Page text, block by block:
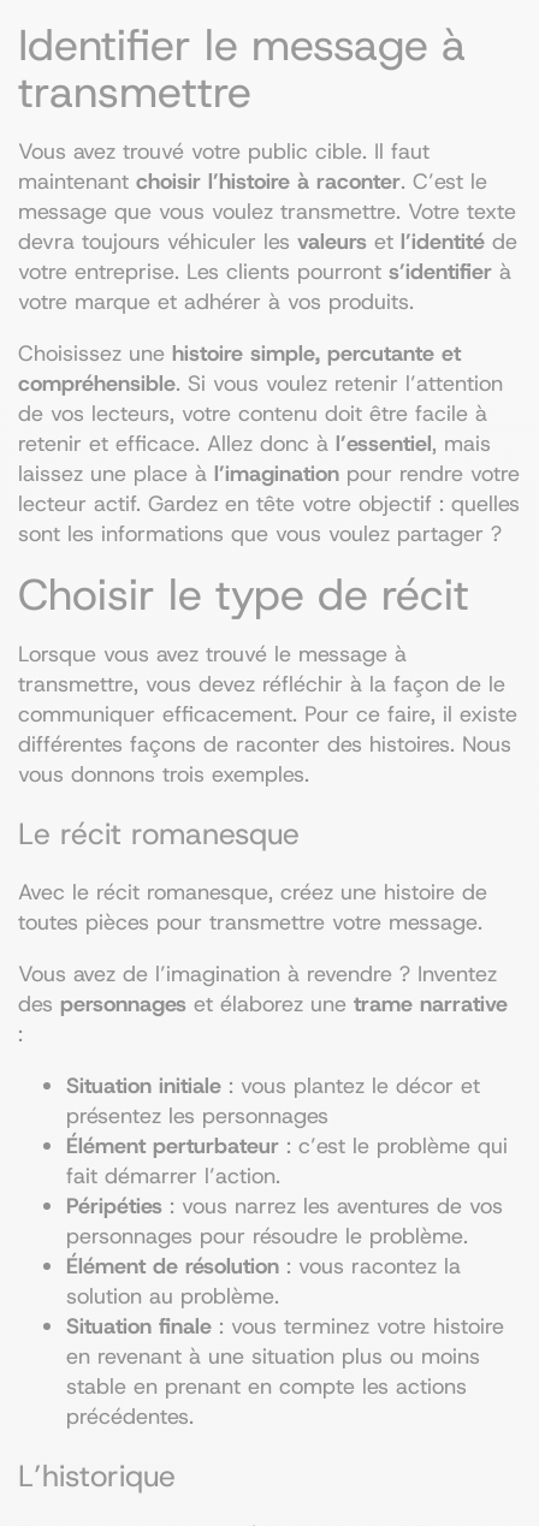
Identifier le message à
transmettre
Vous avez trouvé votre public cible. Il faut
maintenant choisir l’histoire à raconter. C’est le
message que vous voulez transmettre. Votre texte
devra toujours véhiculer les valeurs et l’identité de
votre entreprise. Les clients pourront s’identifier à
votre marque et adhérer à vos produits.
Choisissez une histoire simple, percutante et
compréhensible. Si vous voulez retenir l’attention
de vos lecteurs, votre contenu doit être facile à
retenir et efficace. Allez donc à l’essentiel, mais
laissez une place à l’imagination pour rendre votre
lecteur actif. Gardez en tête votre objectif : quelles
sont les informations que vous voulez partager ?
Choisir le type de récit
Lorsque vous avez trouvé le message à
transmettre, vous devez réfléchir à la façon de le
communiquer efficacement. Pour ce faire, il existe
différentes façons de raconter des histoires. Nous
vous donnons trois exemples.
Le récit romanesque
Avec le récit romanesque, créez une histoire de
toutes pièces pour transmettre votre message.
Vous avez de l’imagination à revendre ? Inventez
des personnages et élaborez une trame narrative
:
Situation initiale : vous plantez le décor et
présentez les personnages
Élément perturbateur : c’est le problème qui
fait démarrer l’action.
Péripéties : vous narrez les aventures de vos
personnages pour résoudre le problème.
Élément de résolution : vous racontez la
solution au problème.
Situation finale : vous terminez votre histoire
en revenant à une situation plus ou moins
stable en prenant en compte les actions
précédentes.
L’historique